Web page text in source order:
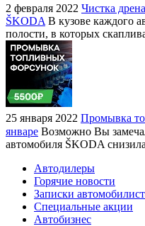
2 февраля 2022 Чистка
ŠKODA В кузове каждого
полости, в которых
25 января 2022 Промывка
январе Возможно Вы
автомобиля ŠKODA
Автодилеры
Горячие новости
Записки
Специальные акции
Автобизнес